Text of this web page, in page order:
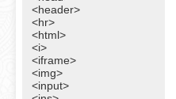
<header>
<hr>
<html>
<i>
<iframe>
<img>
<input>